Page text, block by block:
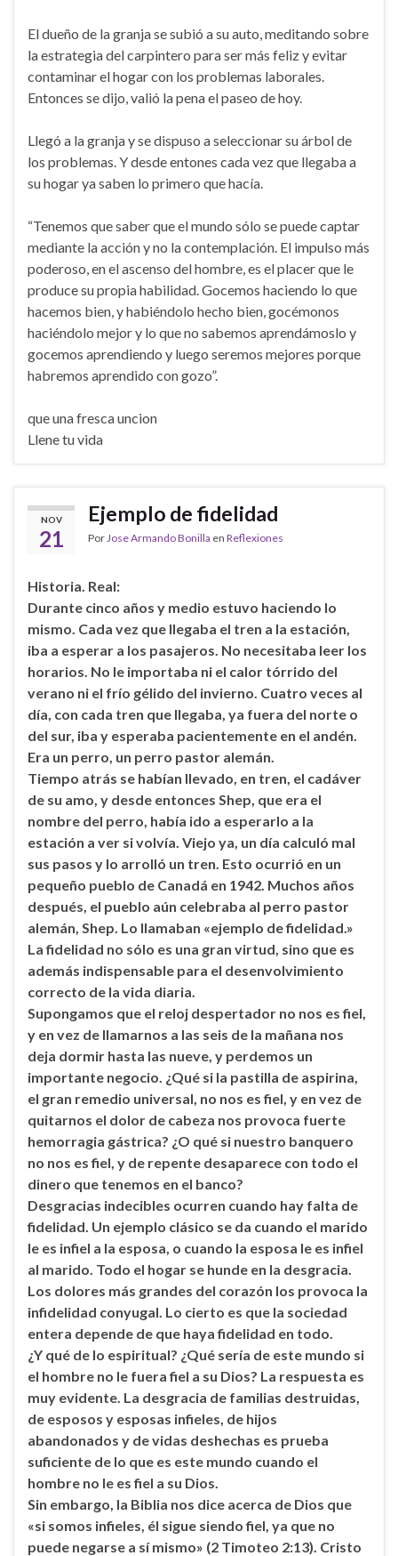
El dueño de la granja se subió a su auto, meditando sobre
la estrategia del carpintero para ser más feliz y evitar
contaminar el hogar con los problemas laborales.
Entonces se dijo, valió la pena el paseo de hoy.
Llegó a la granja y se dispuso a seleccionar su árbol de
los problemas. Y desde entones cada vez que llegaba a
su hogar ya saben lo primero que hacía.
“Tenemos que saber que el mundo sólo se puede captar
mediante la acción y no la contemplación. El impulso más
poderoso, en el ascenso del hombre, es el placer que le
produce su propia habilidad. Gocemos haciendo lo que
hacemos bien, y habiéndolo hecho bien, gocémonos
haciéndolo mejor y lo que no sabemos aprendámoslo y
gocemos aprendiendo y luego seremos mejores porque
habremos aprendido con gozo”.
que una fresca uncion
Llene tu vida
NOV
21
Ejemplo de fidelidad
Por Jose Armando Bonilla en Reflexiones
Historia. Real:
Durante cinco años y medio estuvo haciendo lo
mismo. Cada vez que llegaba el tren a la estación,
iba a esperar a los pasajeros. No necesitaba leer los
horarios. No le importaba ni el calor tórrido del
verano ni el frío gélido del invierno. Cuatro veces al
día, con cada tren que llegaba, ya fuera del norte o
del sur, iba y esperaba pacientemente en el andén.
Era un perro, un perro pastor alemán.
Tiempo atrás se habían llevado, en tren, el cadáver
de su amo, y desde entonces Shep, que era el
nombre del perro, había ido a esperarlo a la
estación a ver si volvía. Viejo ya, un día calculó mal
sus pasos y lo arrolló un tren. Esto ocurrió en un
pequeño pueblo de Canadá en 1942. Muchos años
después, el pueblo aún celebraba al perro pastor
alemán, Shep. Lo llamaban «ejemplo de fidelidad.»
La fidelidad no sólo es una gran virtud, sino que es
además indispensable para el desenvolvimiento
correcto de la vida diaria.
Supongamos que el reloj despertador no nos es fiel,
y en vez de llamarnos a las seis de la mañana nos
deja dormir hasta las nueve, y perdemos un
importante negocio. ¿Qué si la pastilla de aspirina,
el gran remedio universal, no nos es fiel, y en vez de
quitarnos el dolor de cabeza nos provoca fuerte
hemorragia gástrica? ¿O qué si nuestro banquero
no nos es fiel, y de repente desaparece con todo el
dinero que tenemos en el banco?
Desgracias indecibles ocurren cuando hay falta de
fidelidad. Un ejemplo clásico se da cuando el marido
le es infiel a la esposa, o cuando la esposa le es infiel
al marido. Todo el hogar se hunde en la desgracia.
Los dolores más grandes del corazón los provoca la
infidelidad conyugal. Lo cierto es que la sociedad
entera depende de que haya fidelidad en todo.
¿Y qué de lo espiritual? ¿Qué sería de este mundo si
el hombre no le fuera fiel a su Dios? La respuesta es
muy evidente. La desgracia de familias destruidas,
de esposos y esposas infieles, de hijos
abandonados y de vidas deshechas es prueba
suficiente de lo que es este mundo cuando el
hombre no le es fiel a su Dios.
Sin embargo, la Biblia nos dice acerca de Dios que
«si somos infieles, él sigue siendo fiel, ya que no
puede negarse a sí mismo» (2 Timoteo 2:13). Cristo